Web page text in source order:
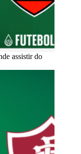
assistir do